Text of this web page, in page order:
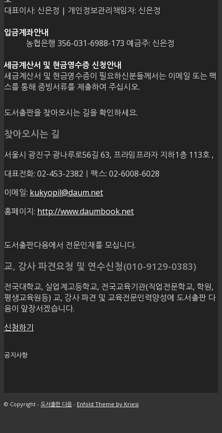
대표이사: 신은정 | 개인정보관리책임자: 신은정
입금계좌안내
농협은행 356-031-6988-173 예금주: 신은정
세금계산서 및 현금영수증 신청안내
세금계산서 및 현금영수증이 필요하신분들께서는 이메일 또는 팩
스를 통해 증빙서류를 제출하여 주십시오.
도서출판을 찾아오시는 길을 확인하세요.
찾아오시는 길
서울시 광진구 광나루로56길 63, 프라임프라자 지하1층 113호 ,
대표전화: 02-453-2382ㅣ팩스: 02-6008-6028
이메일: kukyopil@daum.net
홈페이지: http://www.daumbook.net
도서출판다음에서 전문인재를 모십니다.
교, 강사 파견요청 및 연수신청(010-9129-0383)
전국대학교, 실업계고등학교, 전국교육기관(직업전문학교, 학원,
평생교육원등) 교, 강사 파견 및 교육전문인력양성에 도서출판 다
음이 앞장서겠습니다.
신청하기
공지사항
© Copyright - 도서출판 다음 - Enfold Theme by Kriesi